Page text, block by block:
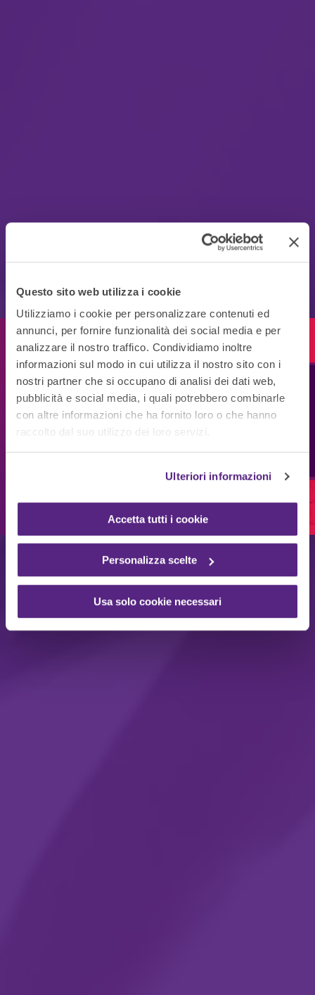
Questo sito web utilizza i cookie
Utilizziamo i cookie per personalizzare contenuti ed
annunci, per fornire funzionalità dei social media e per
analizzare il nostro traffico. Condividiamo inoltre
informazioni sul modo in cui utilizza il nostro sito con i
nostri partner che si occupano di analisi dei dati web,
pubblicità e social media, i quali potrebbero combinarle
con altre informazioni che ha fornito loro o che hanno
raccolto dal suo utilizzo dei loro servizi.
Ulteriori informazioni
Accetta tutti i cookie
Personalizza scelte
Usa solo cookie necessari
Technology
Solutions
Stampanti, plotter,
scanner e
consumabili
Multifunzione, stampanti, fotocopiatrici da ufficio,
scanner, toner e cartucce per un parco stampanti